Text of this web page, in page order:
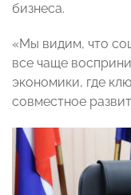
бизнеса.
«Мы видим, что
все чаще
экономики, где
совместное